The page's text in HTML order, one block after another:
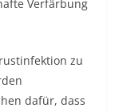
Verfärbung
zu
dafür, dass